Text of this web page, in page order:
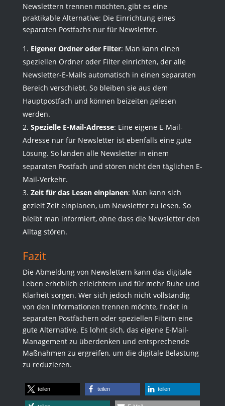
Newslettern trennen möchten, gibt es eine
praktikable Alternative: Die Einrichtung eines
separaten Postfachs nur für Newsletter.
Eigener Ordner oder Filter: Man kann einen
speziellen Ordner oder Filter einrichten, der alle
Newsletter-E-Mails automatisch in einen separaten
Bereich verschiebt. So bleiben sie aus dem
Hauptpostfach und können beizeiten gelesen
werden.
Spezielle E-Mail-Adresse: Eine eigene E-Mail-
Adresse nur für Newsletter ist ebenfalls eine gute
Lösung. So landen alle Newsletter in einem
separaten Postfach und stören nicht den täglichen E-
Mail-Verkehr.
Zeit für das Lesen einplanen: Man kann sich
gezielt Zeit einplanen, um Newsletter zu lesen. So
bleibt man informiert, ohne dass die Newsletter den
Alltag stören.
Fazit
Die Abmeldung von Newslettern kann das digitale
Leben erheblich erleichtern und für mehr Ruhe und
Klarheit sorgen. Wer sich jedoch nicht vollständig
von den Informationen trennen möchte, findet in
separaten Postfächern oder speziellen Filtern eine
gute Alternative. Es lohnt sich, das eigene E-Mail-
Management zu überdenken und entsprechende
Maßnahmen zu ergreifen, um die digitale Belastung
zu reduzieren.
teilen teilen teilen